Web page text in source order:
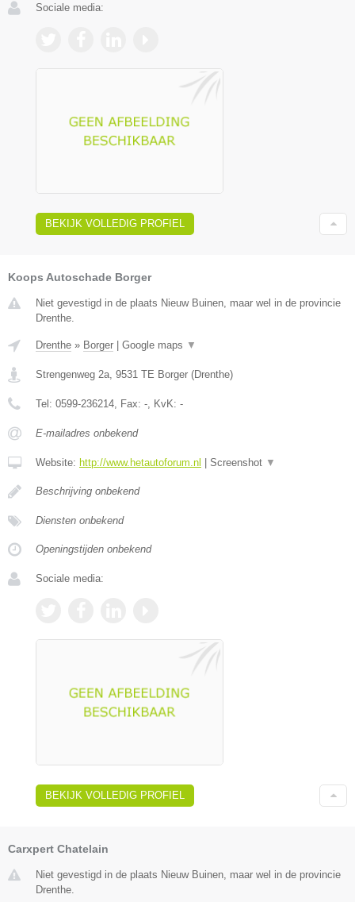
Sociale media:
BEKIJK VOLLEDIG PROFIEL
Koops Autoschade Borger
Niet gevestigd in de plaats Nieuw Buinen, maar wel in de provincie
Drenthe.
Drenthe » Borger Google maps ▼
Strengenweg 2a, 9531 TE Borger (Drenthe)
Tel: 0599-236214, Fax: -, KvK: -
E-mailadres onbekend
Website: http://www.hetautoforum.nl Screenshot ▼
Beschrijving onbekend
Diensten onbekend
Openingstijden onbekend
Sociale media:
BEKIJK VOLLEDIG PROFIEL
Carxpert Chatelain
Niet gevestigd in de plaats Nieuw Buinen, maar wel in de provincie
Drenthe.